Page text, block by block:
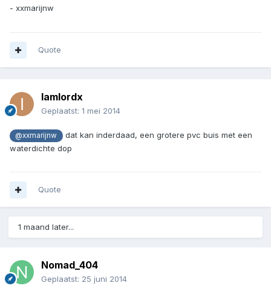
- xxmarijnw
Quote
Iamlordx
Geplaatst: 1 mei 2014
@xxmarijnw
dat kan inderdaad, een grotere pvc buis met een
waterdichte dop
Quote
1 maand later...
Nomad_404
Geplaatst: 25 juni 2014